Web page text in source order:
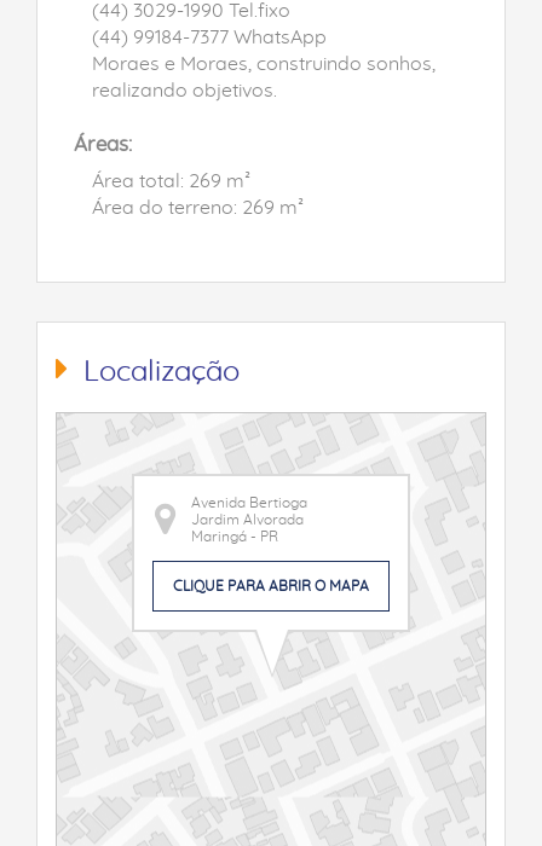
(44) 3029-1990 Tel.fixo
(44) 99184-7377 WhatsApp
Moraes e Moraes, construindo sonhos,
realizando objetivos.
Áreas:
Área total: 269 m²
Área do terreno: 269 m²
Localização
Avenida Bertioga
Jardim Alvorada
Maringá - PR
CLIQUE PARA ABRIR O MAPA